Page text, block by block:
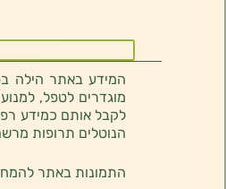
המידע באתר הילה
מוגדרים לטפל,
לקבל אותם כמידע
הנוטלים תרופות
התמונות באתר